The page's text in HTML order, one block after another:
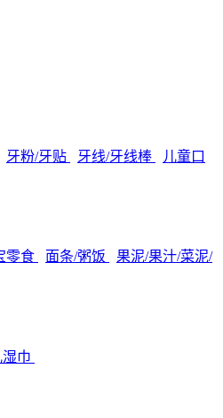
牙粉/牙贴 牙线/牙线棒
儿童口
零食 面条/粥饭
果泥/果汁/菜泥/
巾